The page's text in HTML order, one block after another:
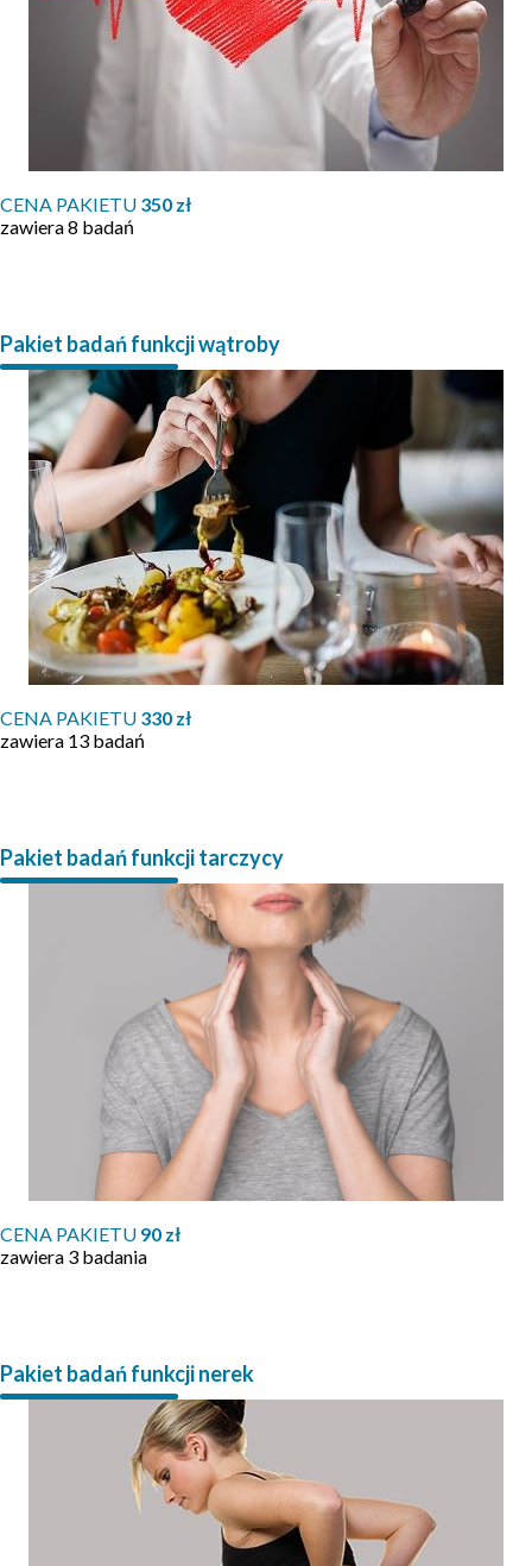
CENA PAKIETU 350 zł
zawiera 8 badań
Pakiet badań funkcji wątroby
CENA PAKIETU 330 zł
zawiera 13 badań
Pakiet badań funkcji tarczycy
CENA PAKIETU 90 zł
zawiera 3 badania
Pakiet badań funkcji nerek